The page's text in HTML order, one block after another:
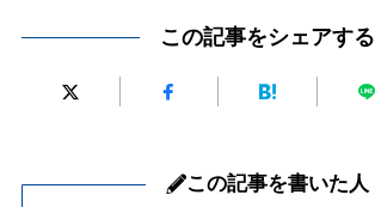
この記事をシェアする
この記事を書いた人